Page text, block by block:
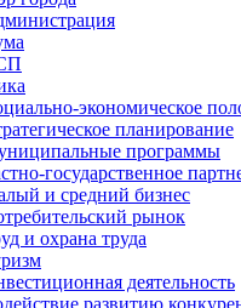
экономическое
планирование
программы
государственное
и средний бизнес
рынок
и охрана труда
деятельность
развитию